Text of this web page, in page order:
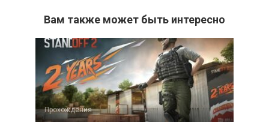
Вам также может быть интересно
Прохождения